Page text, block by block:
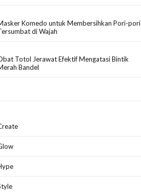
Komedo untuk Membersihkan Pori-pori
di Wajah
Totol Jerawat Efektif Mengatasi Bintik
Bandel